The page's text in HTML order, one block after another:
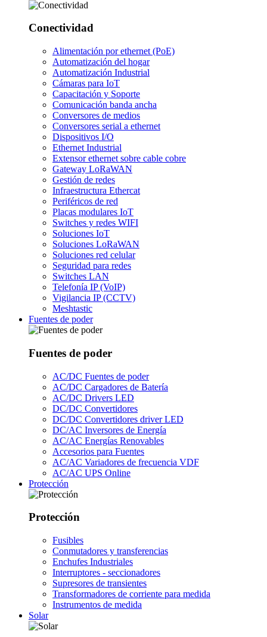
Conectividad
Alimentación por ethernet (PoE)
Automatización del hogar
Automatización Industrial
Cámaras para IoT
Capacitación y Soporte
Comunicación banda ancha
Conversores de medios
Conversores serial a ethernet
Dispositivos I/O
Ethernet Industrial
Extensor ethernet sobre cable cobre
Gateway LoRaWAN
Gestión de redes
Infraestructura Ethercat
Periféricos de red
Placas modulares IoT
Switches y redes WIFI
Soluciones IoT
Soluciones LoRaWAN
Soluciones red celular
Seguridad para redes
Switches LAN
Telefonía IP (VoIP)
Vigilancia IP (CCTV)
Meshtastic
Fuentes de poder
Fuentes de poder
AC/DC Fuentes de poder
AC/DC Cargadores de Batería
AC/DC Drivers LED
DC/DC Convertidores
DC/DC Convertidores driver LED
DC/AC Inversores de Energía
AC/AC Energías Renovables
Accesorios para Fuentes
AC/AC Variadores de frecuencia VDF
AC/AC UPS Online
Protección
Protección
Fusibles
Conmutadores y transferencias
Enchufes Industriales
Interruptores - seccionadores
Supresores de transientes
Transformadores de corriente para medida
Instrumentos de medida
Solar